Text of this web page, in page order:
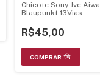
Chicote Sony Jvc Aiwa
Blaupunkt 13Vias
R$45,00